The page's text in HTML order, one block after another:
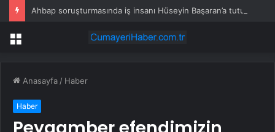
Menü
Anasayfa / Haber
Haber